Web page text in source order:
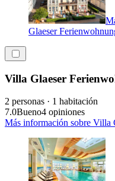
Glaeser
Villa Glaeser
2 personas · 1 habitación
7.0Bueno4 opiniones
Más información sobre Villa